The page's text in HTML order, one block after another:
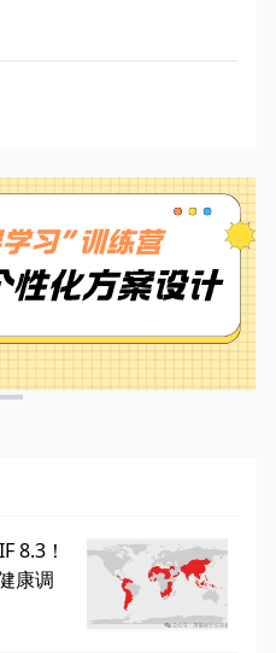
8.3！
康调